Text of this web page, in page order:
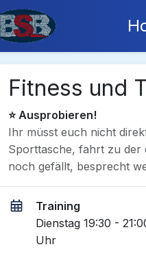
Fitness und
⭐ Ausprobieren!
Ihr müsst euch nicht
Sporttasche, fahrt zu der
noch gefällt, besprecht
Training
Dienstag 19:30 -
Uhr